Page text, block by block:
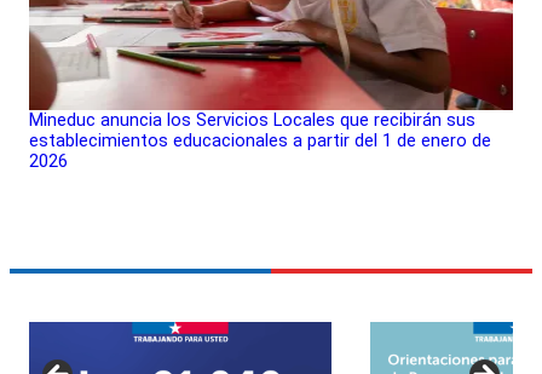
Mineduc anuncia los Servicios Locales que recibirán sus
establecimientos educacionales a partir del 1 de enero de
2026